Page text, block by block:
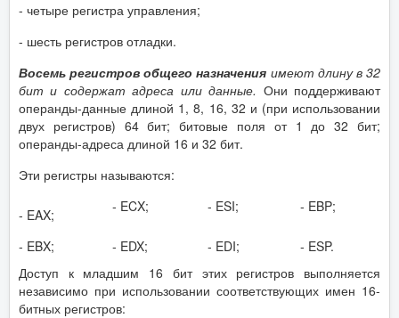
- четыре регистра управления;
- шесть регистров отладки.
Восемь регистров общего назначения имеют длину в 32
бит и содержат адреса или данные. Они поддерживают
операнды-данные длиной 1, 8, 16, 32 и (при использовании
двух регистров) 64 бит; битовые поля от 1 до 32 бит;
операнды-адреса длиной 16 и 32 бит.
Эти регистры называются:
‑ EAX; ‑ ECX; ‑ ESI; ‑ EBP;
‑ EBX; ‑ EDX; ‑ EDI;
‑ ESP.
Доступ к младшим 16 бит этих регистров выполняется
независимо при использовании соответствующих имен 16-
битных регистров: